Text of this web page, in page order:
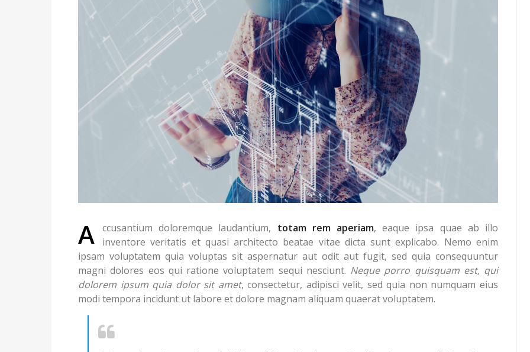
A ccusantium doloremque laudantium, totam rem aperiam, eaque ipsa quae ab illo
inventore veritatis et quasi architecto beatae vitae dicta sunt explicabo. Nemo enim
ipsam voluptatem quia voluptas sit aspernatur aut odit aut fugit, sed quia consequuntur
magni dolores eos qui ratione voluptatem sequi nesciunt. Neque porro quisquam est, qui
dolorem ipsum quia dolor sit amet, consectetur, adipisci velit, sed quia non numquam eius
modi tempora incidunt ut labore et dolore magnam aliquam quaerat voluptatem.